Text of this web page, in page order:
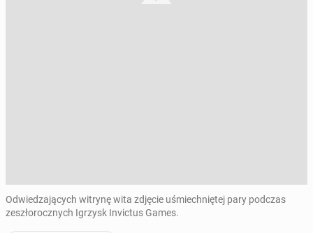
Odwiedzających witrynę wita zdjęcie uśmiechniętej pary podczas
zeszłorocznych Igrzysk Invictus Games.